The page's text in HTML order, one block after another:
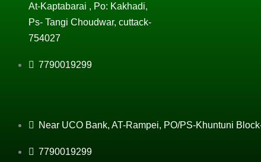
At-Kaptabarai , Po: Kakhadi,
Ps- Tangi Choudwar, cuttack-
754027
7790019299
Near UCO Bank, AT-Rampei, PO/PS-Khuntuni
7790019299